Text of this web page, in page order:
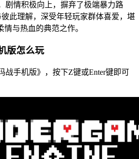
剧情积极向上，摒弃了极端暴力路
此理解，深受年轻玩家群体喜爱，堪
与热血的典范之作。
版怎么玩
战手机版》，按下Z键或Enter键即可